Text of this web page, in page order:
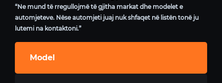
“Ne mund të rregullojmë të gjitha markat dhe modelet e
automjeteve. Nëse automjeti juaj nuk shfaqet në listën tonë ju
lutemi na kontaktoni.”
Model